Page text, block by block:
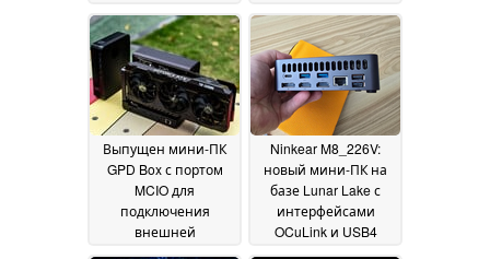
18 June
2026
18 June 2026
Выпущен мини-ПК
GPD Box с портом
MCIO для
подключения
внешней
Ninkear M8_226V:
новый мини-ПК на
базе Lunar Lake с
интерфейсами
OCuLink и USB4